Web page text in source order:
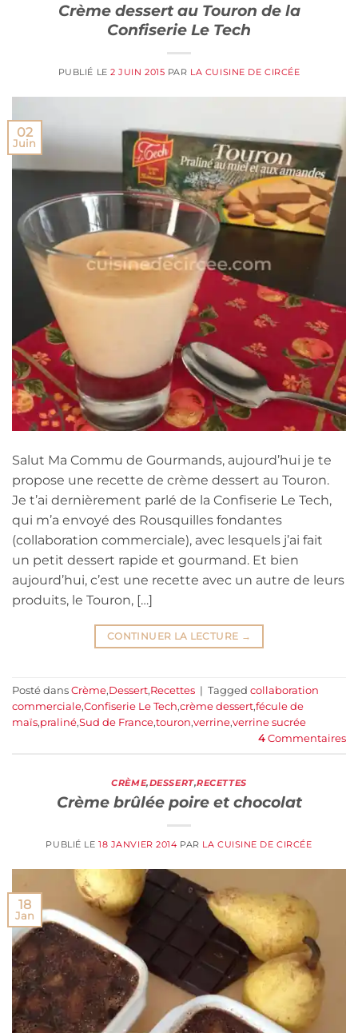
Crème dessert au Touron de la
Confiserie Le Tech
PUBLIÉ LE2 JUIN 2015 PAR LA CUISINE DE CIRCÉE
02
Juin
Salut Ma Commu de Gourmands, aujourd’hui je te
propose une recette de crème dessert au Touron.
Je t’ai dernièrement parlé de la Confiserie Le Tech,
qui m’a envoyé des Rousquilles fondantes
(collaboration commerciale), avec lesquels j’ai fait
un petit dessert rapide et gourmand. Et bien
aujourd’hui, c’est une recette avec un autre de leurs
produits, le Touron, […]
CONTINUER LA LECTURE →
Posté dans Crème,Dessert,Recettes | Tagged collaboration
commerciale,Confiserie Le Tech,crème dessert,fécule de
maïs,praliné,Sud de France,touron,verrine,verrine sucrée
4 Commentaires
CRÈME,DESSERT,RECETTES
Crème brûlée poire et chocolat
PUBLIÉ LE18 JANVIER 2014 PAR LA CUISINE DE CIRCÉE
18
Jan